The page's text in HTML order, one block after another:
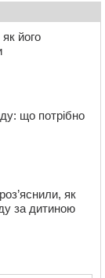
двох
його
що потрібно
як
за дитиною